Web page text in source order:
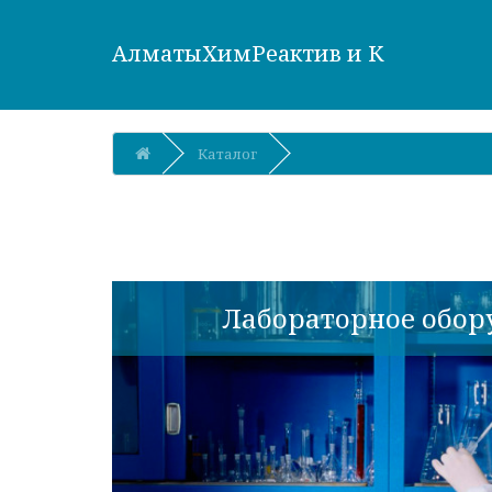
АлматыХимРеактив и К
Каталог
Лабораторное